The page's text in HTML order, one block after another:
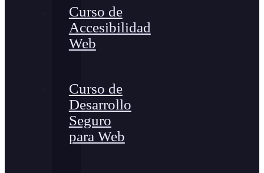
Curso de
Accesibilidad
Web
Curso de
Desarrollo
Seguro
para Web